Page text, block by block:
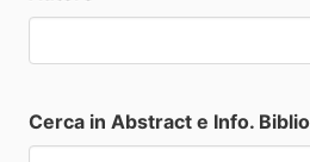
Cerca in Abstract e Info.